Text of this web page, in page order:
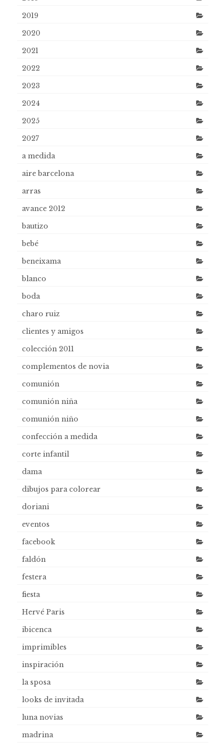
2019
2020
2021
2022
2023
2024
2025
2027
a medida
aire barcelona
arras
avance 2012
bautizo
bebé
beneixama
blanco
boda
charo ruiz
clientes y amigos
colección 2011
complementos de novia
comunión
comunión niña
comunión niño
confección a medida
corte infantil
dama
dibujos para colorear
doriani
eventos
facebook
faldón
festera
fiesta
Hervé Paris
ibicenca
imprimibles
inspiración
la sposa
looks de invitada
luna novias
madrina